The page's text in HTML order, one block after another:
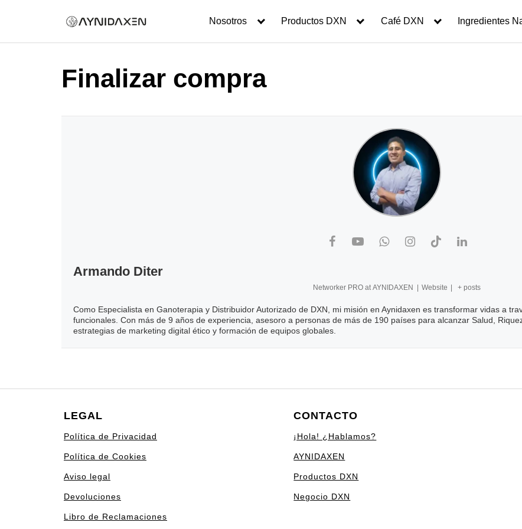
Nosotros Productos DXN Café DXN Ingredientes
Finalizar compra
Armando Diter
Networker PRO at AYNIDAXEN Website + posts
Como Especialista en Ganoterapia y Distribuidor Autorizado de DXN, mi misión en Aynidaxen es transformar vidas a
funcionales. Con más de 9 años de experiencia, asesoro a personas de más de 190 países para alcanzar Salud,
estrategias de marketing digital ético y formación de equipos globales.
LEGAL
Política de Privacidad
Política de Cookies
Aviso legal
Devoluciones
Libro de Reclamaciones
CONTACTO
¡Hola! ¿Hablamos?
AYNIDAXEN
Productos DXN
Negocio DXN